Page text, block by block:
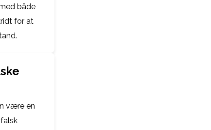
både
for at
være en